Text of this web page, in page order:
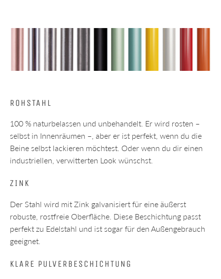
ROHSTAHL
100 % naturbelassen und unbehandelt. Er wird rosten –
selbst in Innenräumen –, aber er ist perfekt, wenn du die
Beine selbst lackieren möchtest. Oder wenn du dir einen
industriellen, verwitterten Look wünschst.
ZINK
Der Stahl wird mit Zink galvanisiert für eine äußerst
robuste, rostfreie Oberfläche. Diese Beschichtung passt
perfekt zu Edelstahl und ist sogar für den Außengebrauch
geeignet.
KLARE PULVERBESCHICHTUNG